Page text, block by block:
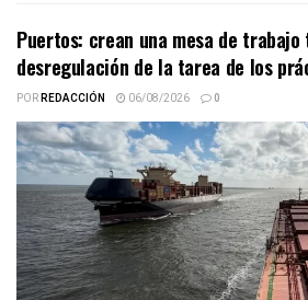
Puertos: crean una mesa de
desregulación de la tarea de los
PORREDACCIÓN 06/08/2026 0